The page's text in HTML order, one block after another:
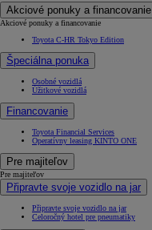
Akciové ponuky a financovanie
Akciové ponuky a financovanie
Toyota C-HR Tokyo Edition
Špeciálna ponuka
Osobné vozidlá
Úžitkové vozidlá
Financovanie
Toyota Financial Services
Operatívny leasing KINTO ONE
Pre majiteľov
Pre majiteľov
Připravte svoje vozidlo na jar
Připravte svoje vozidlo na jar
Celoročný hotel pre pneumatiky